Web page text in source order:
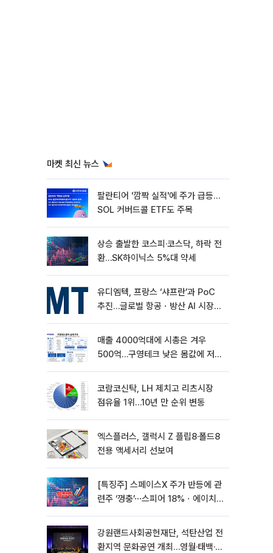
마켓 최신 뉴스
팔란티어 '깜짝 실적'에 주가 급등…
SOL 커버드콜 ETF도 주목
상승 출발한 코스피·코스닥, 하락 전
환…SK하이닉스 5%대 약세
유디엠텍, 프랑스 ‘샤프란’과 PoC
추진…글로벌 항공ㆍ방산 AI 시장
매출 4000억대에 시총은 겨우
500억…구영테크 낮은 몸값에 저가
코람코신탁, LH 제치고 리츠시장
점유율 1위…10년 만 순위 변동
엑스플러스, 갤럭시 Z 플립8·폴드8
전용 액세서리 선보여
[특징주] 스페이스X 주가 반등에 관
련주 ‘껑충’⋯스피어 18%ㆍ에이치
강원랜드사회공헌재단, 석탄산업 전
환지역 문화공연 개최…영월·태백·삼